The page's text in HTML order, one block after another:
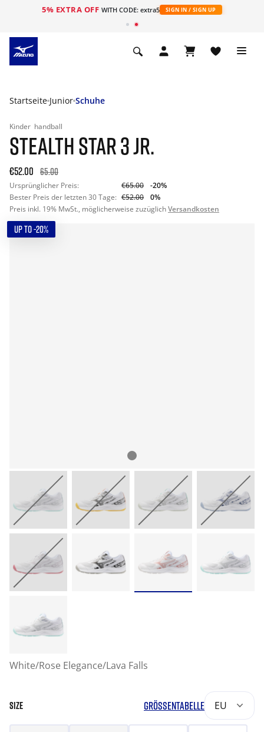
5% EXTRA OFF WITH CODE: extra5 SIGN IN / SIGN UP
Startseite Junior Schuhe
Kinder handball
STEALTH STAR 3 JR.
€52.00 65.00
Ursprünglicher Preis: €65.00
-20%
Bester Preis der letzten 30 Tage: €52.00
0%
Preis inkl. 19% MwSt., möglicherweise zuzüglichVersandkosten
UP TO -20%
White/Rose Elegance/Lava Falls
SIZE GRÖSSENTABELLE EU